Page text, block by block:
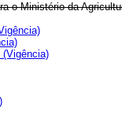
o Ministério da
(Vigência)